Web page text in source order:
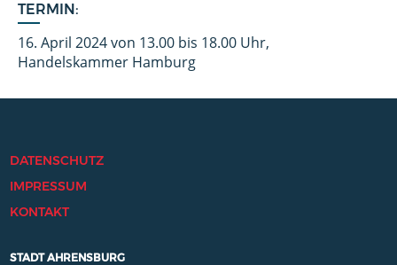
TERMIN:
16. April 2024 von 13.00 bis 18.00 Uhr,
Handelskammer Hamburg
DATENSCHUTZ
IMPRESSUM
KONTAKT
STADT AHRENSBURG